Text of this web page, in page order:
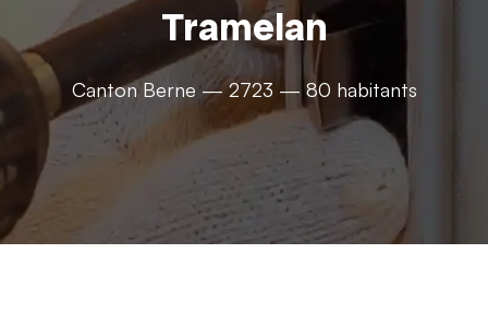
Tramelan
Canton Berne — 2723 — 80 habitants